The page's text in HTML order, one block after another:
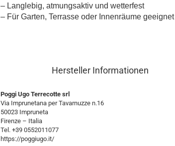
– Langlebig, atmungsaktiv und wetterfest
– Für Garten, Terrasse oder Innenräume geeignet
Hersteller Informationen
Poggi Ugo Terrecotte srl
Via Imprunetana per Tavarnuzze n.16
50023 Impruneta
Firenze – Italia
Tel. +39 0552011077
https://poggiugo.it/